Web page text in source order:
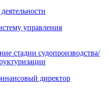
управления
стадии судопроизводства/
директор